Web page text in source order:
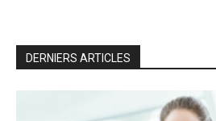
DERNIERS ARTICLES